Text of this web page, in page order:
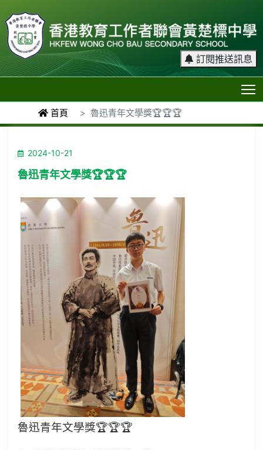
訂閱推送訊息
首頁 魯迅青年文學獎🏆🏆🏆
2024-10-21
魯迅青年文學獎🏆🏆🏆
魯迅青年文學獎🏆🏆🏆